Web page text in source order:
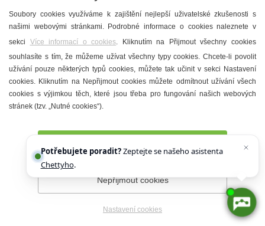
Hustopečský slunovrat nabídl
osvěžení ve sklence
15 1
Hustopečská pečeť: vína, která
Soubory cookies využíváme k zajištění nejlepší uživatelské zkušenosti s
našimi webovými stránkami. Podrobné informace o cookies naleznete v
sekci Více informací o cookies. Kliknutím na Přijmout všechny cookies
souhlasíte s tím, že můžeme užívat všechny typy cookies. Chcete-li povolit
užívání pouze některých typů cookies, můžete tak učinit v sekci Nastavení
cookies. Kliknutím na Nepřijmout cookies můžete odmítnout užívání všech
cookies s výjimkou těch, které jsou třeba pro fungování našich webových
stránek (tzv. „Nutné cookies“).
Nepřijmout cookies
Nastavení cookies
Potřebujete poradit?Zeptejte se našeho asistenta
Chettyho.